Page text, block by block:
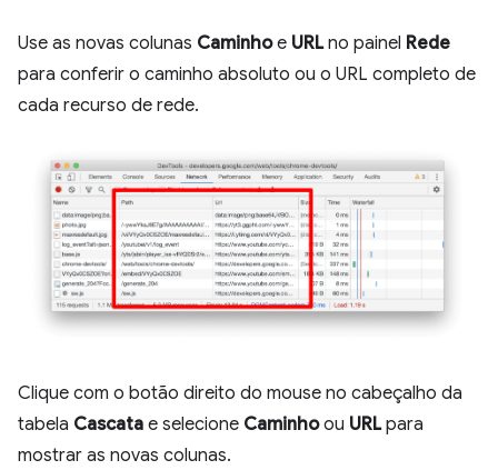
Use as novas colunas Caminhoe URLno painel Rede
para conferir o caminho absoluto ou o URL completo de
cada recurso de rede.
Clique com o botão direito do mouse no cabeçalho da
tabela Cascata e selecione Caminhoou URLpara
mostrar as novas colunas.